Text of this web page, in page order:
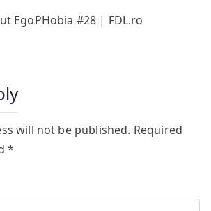
EgoPHobia #28 | FDL.ro
will not be published. Required
*